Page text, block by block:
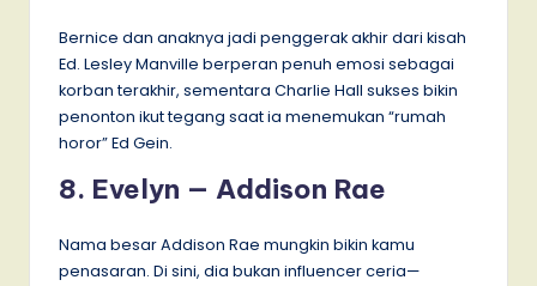
Bernice dan anaknya jadi penggerak akhir dari kisah
Ed. Lesley Manville berperan penuh emosi sebagai
korban terakhir, sementara Charlie Hall sukses bikin
penonton ikut tegang saat ia menemukan “rumah
horor” Ed Gein.
8. Evelyn — Addison Rae
Nama besar Addison Rae mungkin bikin kamu
penasaran. Di sini, dia bukan influencer ceria—